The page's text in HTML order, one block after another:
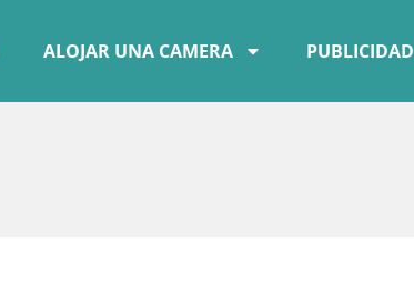
ALOJAR UNA CAMERA PUBLICIDAD